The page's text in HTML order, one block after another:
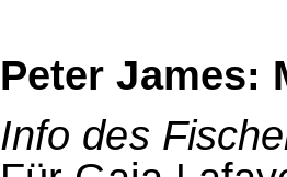
Peter James:
Info des